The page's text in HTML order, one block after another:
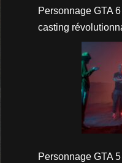
Personnage GTA
casting
Personnage GTA